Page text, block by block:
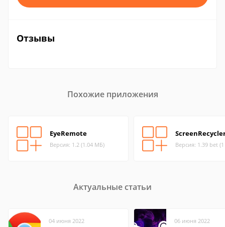
Отзывы
Похожие приложения
EyeRemote
Версия: 1.2 (1.04 МБ) Версия: 1.39 bet
Актуальные статьи
04 июня 2022 06 июня 2022